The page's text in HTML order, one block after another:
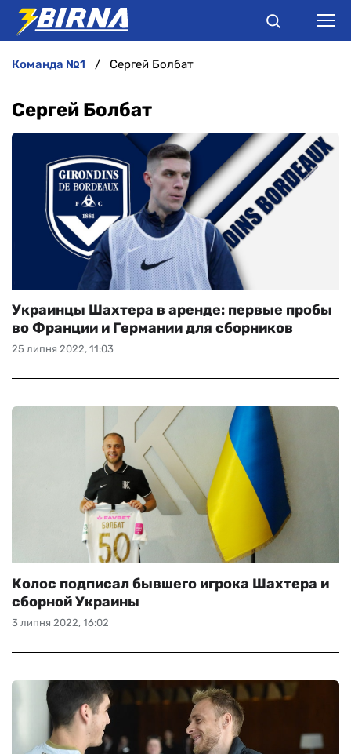
АНАЛІТИКА
ІНТЕРВ'Ю
РІЗНЕ
БУКМЕКЕРИ
команда №1 Сергей Болбат
Сергей Болбат
25 липня 2022, 11:03
Украинцы Шахтера в аренде: первые пробы
во Франции и Германии для сборников
3 липня 2022, 16:02
Колос подписал бывшего игрока Шахтера и
сборной Украины